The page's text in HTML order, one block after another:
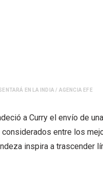
EN LA INDIA / AGENCIA EFE
a Curry el envío de
entre los
inspira a trascender